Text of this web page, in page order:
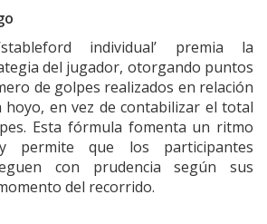
individual’ premia la
del jugador, otorgando puntos
de golpes realizados en relación
hoyo, en vez de contabilizar el total
Esta fórmula fomenta un ritmo
que los participantes
con prudencia según sus
del recorrido.